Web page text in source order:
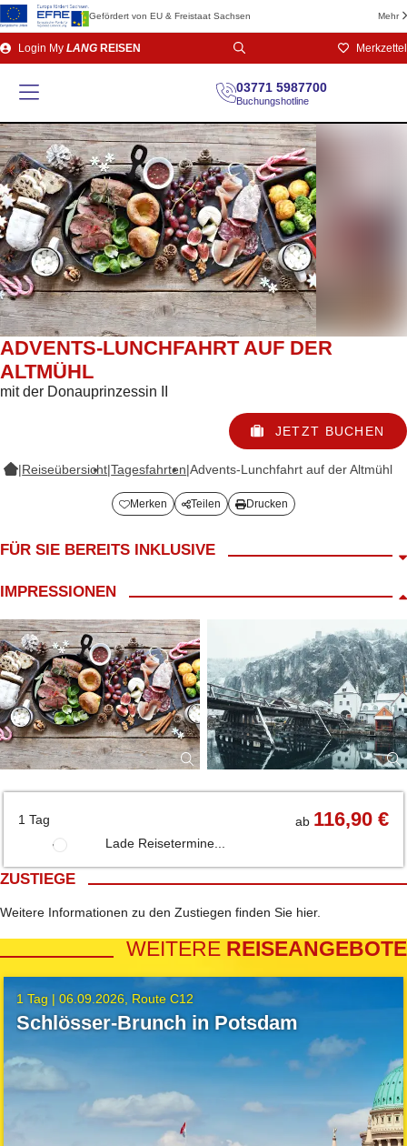
Gefördert von EU & Freistaat Sachsen Mehr
Direkt
zum
Login My LANG REISEN Merkzettel
03771 5987700
Buchungshotline
ADVENTS-LUNCHFAHRT AUF DER
ALTMÜHL
mit der Donauprinzessin II
JETZT BUCHEN
|Reiseübersicht|Tagesfahrten|Advents-Lunchfahrt auf der Altmühl
Merken Teilen Drucken
FÜR SIE BEREITS INKLUSIVE
LANG Reiseliter
Begrüßungskaffee
ca. 4h Schifffahrt ab Kelheim auf der Altmühl nach Essing und
zurück
inkl. Mittagessen an Bord
inkl. Kaffee & Kuchen an Bord
IMPRESSIONEN
1 Tag ab 116,90 €
Lade Reisetermine...
ZUSTIEGE
Weitere Informationen zu den Zustiegen finden Sie hier.
WEITERE REISEANGEBOTE
1 Tag |06.09.2026 Route C12
Schlösser-Brunch in Potsdam